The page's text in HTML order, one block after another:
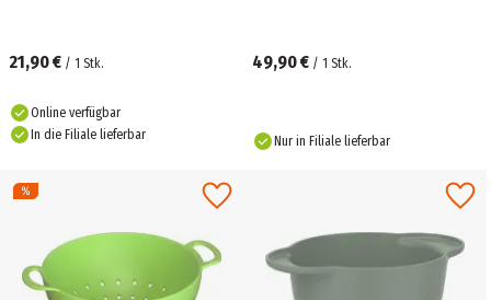
21,90 € / 1 Stk.
Online verfügbar
In die Filiale lieferbar
49,90 € / 1 Stk.
Nur in Filiale lieferbar